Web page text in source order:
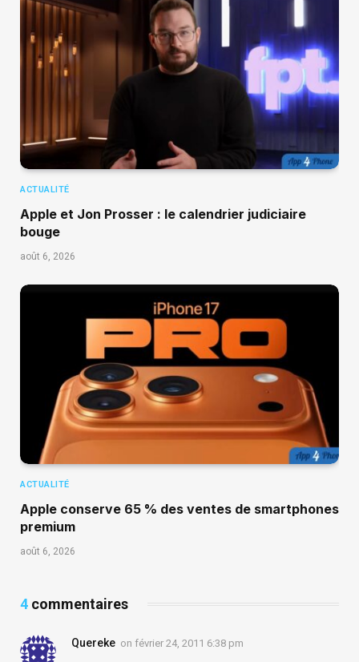
ACTUALITÉ
Apple et Jon Prosser : le calendrier judiciaire
bouge
août 6, 2026
ACTUALITÉ
Apple conserve 65 % des ventes de smartphones
premium
août 6, 2026
4 commentaires
Quereke on février 24, 2011 6:38 pm